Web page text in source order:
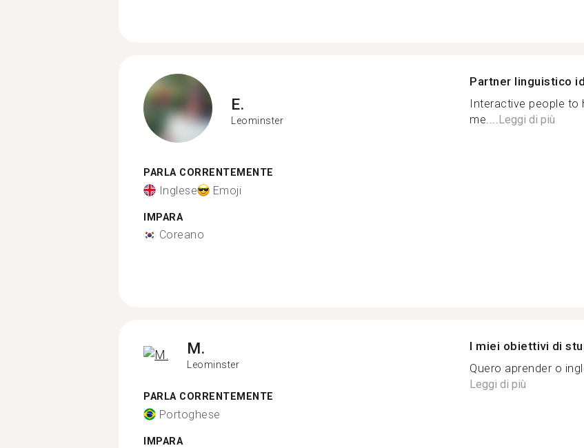
E.
Leominster
PARLA CORRENTEMENTE
Inglese Emoji
IMPARA
Coreano
Partner linguistico
Interactive people to
me....Leggi di più
M.
Leominster
PARLA CORRENTEMENTE
Portoghese
IMPARA
I miei obiettivi di
Quero aprender o
Leggi di più